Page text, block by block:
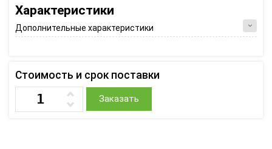
Характеристики
Дополнительные характеристики
Стоимость и срок поставки
Заказать